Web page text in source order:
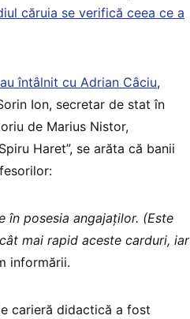
căruia se verifică ceea ce a
întâlnit cu Adrian Câciu,
Ion, secretar de stat în
de Marius Nistor,
Haret”, se arăta că banii
în posesia angajaților. (Este
mai rapid aceste carduri, iar
informării.
carieră didactică a fost